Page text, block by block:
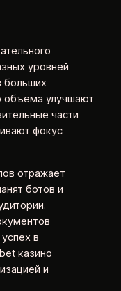
уровней
больших
объема улучшают
части
фокус
отражает
ботов и
в
казино
и